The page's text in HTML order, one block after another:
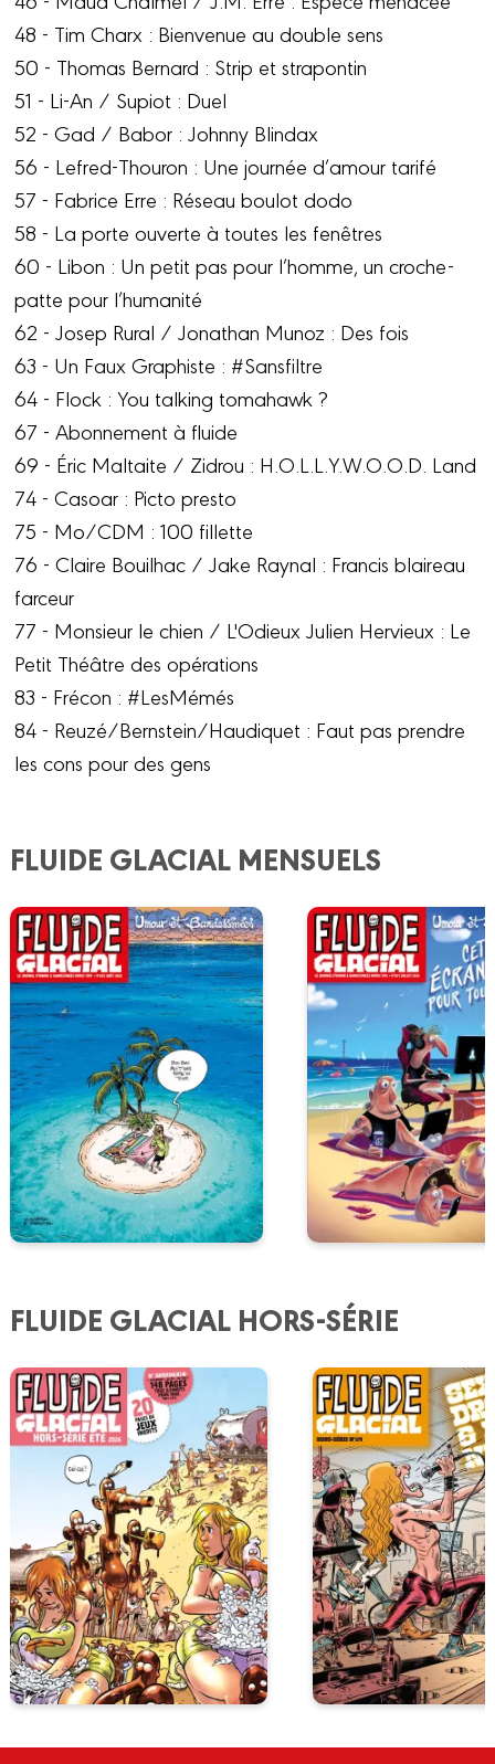
48 - Tim Charx : Bienvenue au double sens
50 - Thomas Bernard : Strip et strapontin
51 - Li-An / Supiot : Duel
52 - Gad / Babor : Johnny Blindax
56 - Lefred-Thouron : Une journée d’amour tarifé
57 - Fabrice Erre : Réseau boulot dodo
58 - La porte ouverte à toutes les fenêtres
60 - Libon : Un petit pas pour l’homme, un croche-
patte pour l’humanité
62 - Josep Rural / Jonathan Munoz : Des fois
63 - Un Faux Graphiste : #Sansfiltre
64 - Flock : You talking tomahawk ?
67 - Abonnement à fluide
69 - Éric Maltaite / Zidrou : H.O.L.L.Y.W.O.O.D. Land
74 - Casoar : Picto presto
75 - Mo/CDM : 100 fillette
76 - Claire Bouilhac / Jake Raynal : Francis blaireau
farceur
77 - Monsieur le chien / L'Odieux Julien Hervieux : Le
Petit Théâtre des opérations
83 - Frécon : #LesMémés
84 - Reuzé/Bernstein/Haudiquet : Faut pas prendre
les cons pour des gens
FLUIDE GLACIAL MENSUELS
FLUIDE GLACIAL HORS-SÉRIE